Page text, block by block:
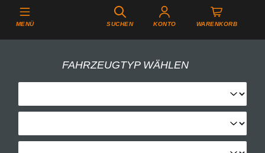
MENÜ SUCHEN KONTO WARENKORB
FAHRZEUGTYP WÄHLEN